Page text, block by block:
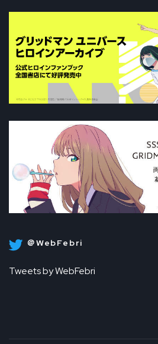
＠WebFebri
Tweets by WebFebri